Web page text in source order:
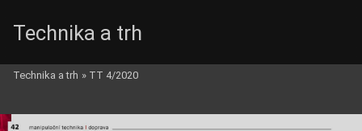
Technika a trh
Technika a trh » TT 4/2020